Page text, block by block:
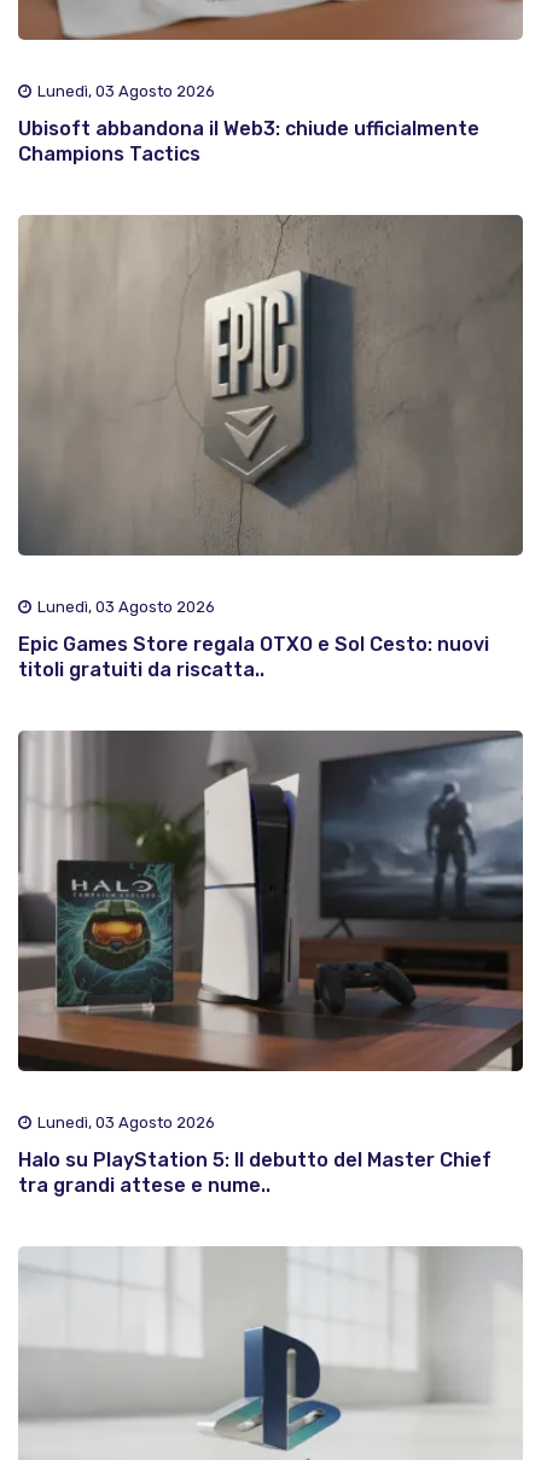
Lunedì, 03 Agosto 2026
Ubisoft abbandona il Web3: chiude ufficialmente
Champions Tactics
Lunedì, 03 Agosto 2026
Epic Games Store regala OTXO e Sol Cesto: nuovi
titoli gratuiti da riscatta..
Lunedì, 03 Agosto 2026
Halo su PlayStation 5: Il debutto del Master Chief
tra grandi attese e nume..